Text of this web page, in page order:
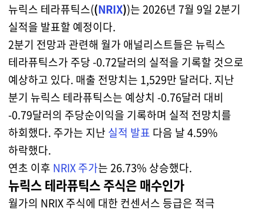
뉴릭스 테라퓨틱스((NRIX))는 2026년 7월 9일 2분기
실적을 발표할 예정이다.
2분기 전망과 관련해 월가 애널리스트들은 뉴릭스
테라퓨틱스가 주당 -0.72달러의 실적을 기록할 것으로
예상하고 있다. 매출 전망치는 1,529만 달러다. 지난
분기 뉴릭스 테라퓨틱스는 예상치 -0.76달러 대비
-0.79달러의 주당순이익을 기록하며 실적 전망치를
하회했다. 주가는 지난 실적 발표 다음 날 4.59%
하락했다.
연초 이후 NRIX 주가는 26.73% 상승했다.
뉴릭스 테라퓨틱스 주식은 매수인가
월가의 NRIX 주식에 대한 컨센서스 등급은 적극